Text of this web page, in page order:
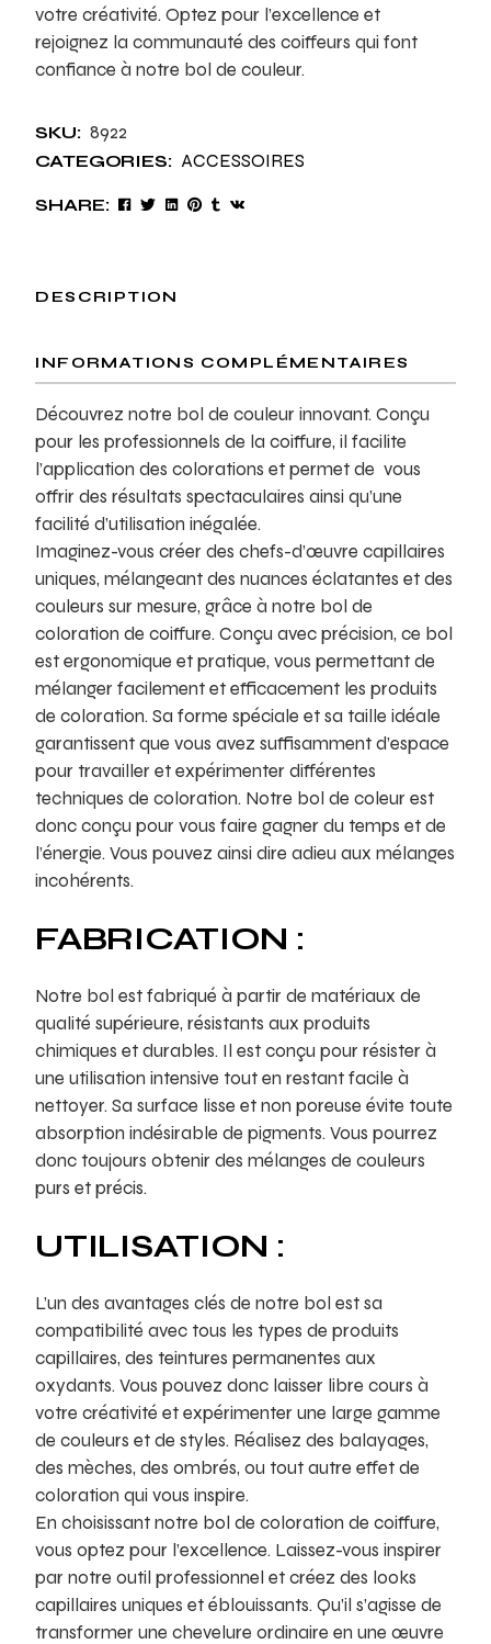
votre créativité. Optez pour l’excellence et
rejoignez la communauté des coiffeurs qui font
confiance à notre bol de couleur.
SKU: 8922
CATEGORIES: ACCESSOIRES
SHARE:
DESCRIPTION
INFORMATIONS COMPLÉMENTAIRES
Découvrez notre bol de couleur innovant. Conçu
pour les professionnels de la coiffure, il facilite
l’application des colorations et permet de vous
offrir des résultats spectaculaires ainsi qu’une
facilité d’utilisation inégalée.
Imaginez-vous créer des chefs-d’œuvre capillaires
uniques, mélangeant des nuances éclatantes et des
couleurs sur mesure, grâce à notre bol de
coloration de coiffure. Conçu avec précision, ce bol
est ergonomique et pratique, vous permettant de
mélanger facilement et efficacement les produits
de coloration. Sa forme spéciale et sa taille idéale
garantissent que vous avez suffisamment d’espace
pour travailler et expérimenter différentes
techniques de coloration. Notre bol de coleur est
donc conçu pour vous faire gagner du temps et de
l’énergie. Vous pouvez ainsi dire adieu aux mélanges
incohérents.
FABRICATION :
Notre bol est fabriqué à partir de matériaux de
qualité supérieure, résistants aux produits
chimiques et durables. Il est conçu pour résister à
une utilisation intensive tout en restant facile à
nettoyer. Sa surface lisse et non poreuse évite toute
absorption indésirable de pigments. Vous pourrez
donc toujours obtenir des mélanges de couleurs
purs et précis.
UTILISATION :
L’un des avantages clés de notre bol est sa
compatibilité avec tous les types de produits
capillaires, des teintures permanentes aux
oxydants. Vous pouvez donc laisser libre cours à
votre créativité et expérimenter une large gamme
de couleurs et de styles. Réalisez des balayages,
des mèches, des ombrés, ou tout autre effet de
coloration qui vous inspire.
En choisissant notre bol de coloration de coiffure,
vous optez pour l’excellence. Laissez-vous inspirer
par notre outil professionnel et créez des looks
capillaires uniques et éblouissants. Qu’il s’agisse de
transformer une chevelure ordinaire en une œuvre